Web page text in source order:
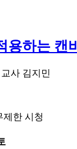
용하는 캔
사 김지민
제한 시청